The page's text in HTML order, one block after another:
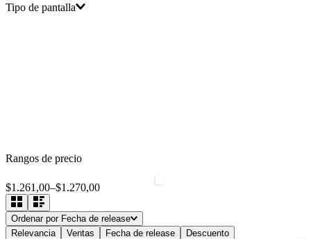
Tipo de pantalla
Rangos de precio
$1.261,00–$1.270,00
Ordenar por Fecha de release
Relevancia
Ventas Fecha de release
Descuento